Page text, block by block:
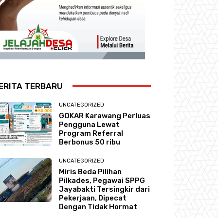
TERBARU
UNCATEGORIZED
GOKAR Karawang Perluas
Pengguna Lewat
Program Referral
Berbonus 50 ribu
UNCATEGORIZED
Miris Beda Pilihan
Pilkades, Pegawai SPPG
Jayabakti Tersingkir dari
Pekerjaan, Dipecat
Dengan Tidak Hormat